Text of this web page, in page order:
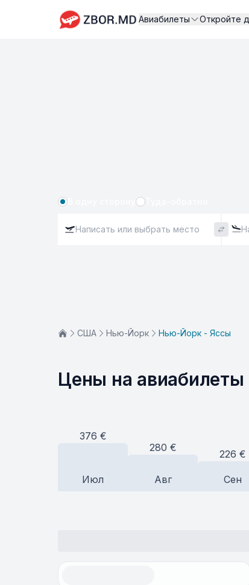
Авиабилеты Откройте
США Нью-Йорк Нью-Йорк - Яссы
Цены на
376 €
Июл
280 €
Авг
226 €
Сен